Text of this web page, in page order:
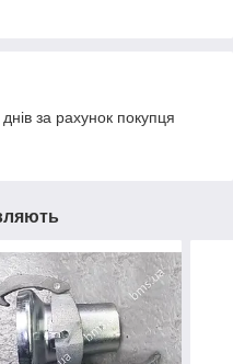
за рахунок покупця